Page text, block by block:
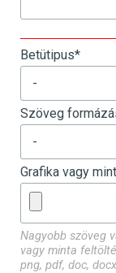
Betütipus*
Szöveg
Grafika vagy
Nagyobb szöveg
vagy minta
png, pdf, doc,